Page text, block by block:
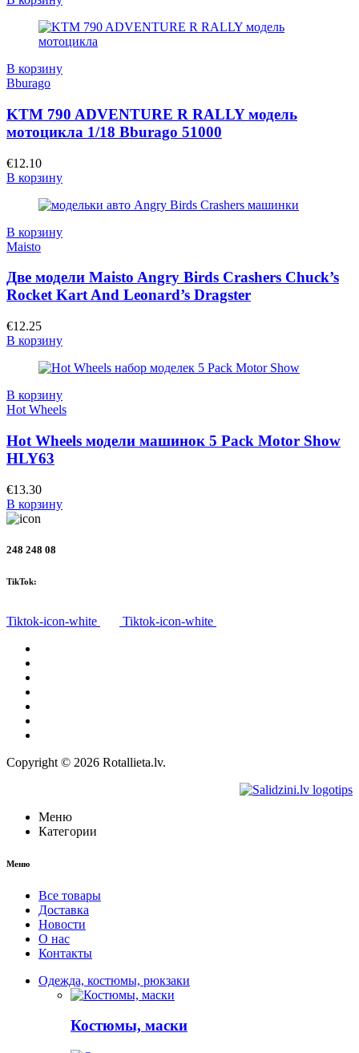
В корзину
Bburago
KTM 790 ADVENTURE R RALLY модель
мотоцикла 1/18 Bburago 51000
€12.10
В корзину
В корзину
Maisto
Две модели Maisto Angry Birds Crashers Chuck’s
Rocket Kart And Leonard’s Dragster
€12.25
В корзину
В корзину
Hot Wheels
Hot Wheels модели машинок 5 Pack Motor Show
HLY63
€13.30
В корзину
248 248 08
TikTok:
Tiktok-icon-white
Tiktok-icon-white
Copyright © 2026 Rotallieta.lv.
Меню
Категории
Меню
Все товары
Доставка
Новости
О нас
Контакты
Одежда, костюмы, рюкзаки
Костюмы, маски